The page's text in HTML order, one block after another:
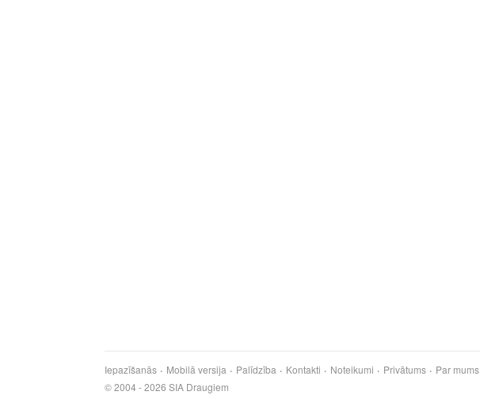
Iepazīšanās Mobilā versija Palīdzība Kontakti Noteikumi Privātums Par mums
© 2004 - 2026 SIA Draugiem